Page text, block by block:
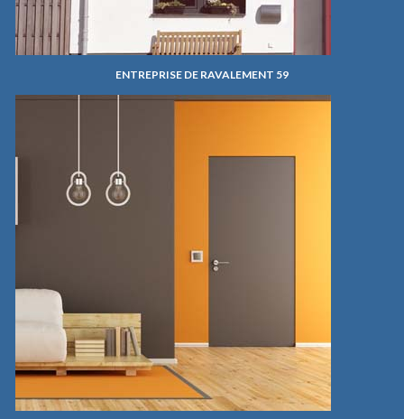
ENTREPRISE DE RAVALEMENT 59